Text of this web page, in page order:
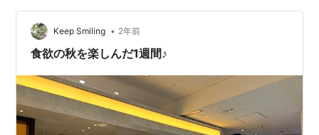
名前を書くのもみんなが揃ってからじゃないといけない
と。。。（なんで？）仕方ないので外の椅子でもう一人
の友達を待っていました。いつもなら遅れるときは、ラ
Keep Smiling • 2年前
食欲の秋を楽しんだ1週間♪